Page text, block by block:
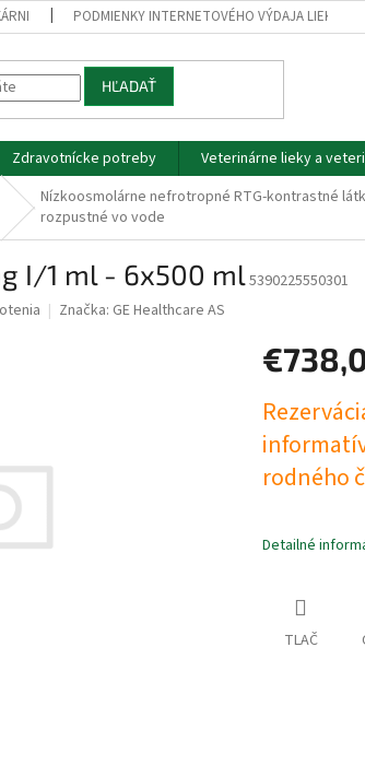
PODMIENKY INTERNETOVÉHO VÝDAJA LIEKOV
HĽADAŤ
Zdravotnícke potreby Veterinárne lieky a
Nízkoosmolárne nefrotropné RTG-kontrastné
rozpustné vo vode
I/1 ml - 6x500 ml5390225550301
Značka: GE Healthcare AS
cena:
rodného
Detailné
TLAČ